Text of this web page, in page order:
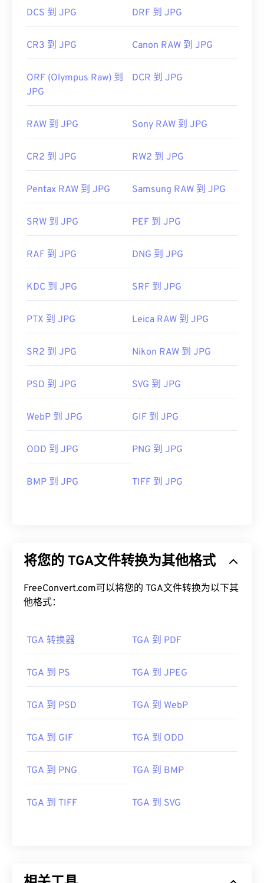
DCS 到 JPG DRF 到 JPG
CR3 到 JPG Canon RAW 到 JPG
ORF (Olympus Raw) 到
JPG
DCR 到 JPG
RAW 到 JPG Sony RAW 到 JPG
CR2 到 JPG RW2 到 JPG
Pentax RAW 到 JPG Samsung RAW 到 JPG
SRW 到 JPG PEF 到 JPG
RAF 到 JPG DNG 到 JPG
KDC 到 JPG SRF 到 JPG
PTX 到 JPG Leica RAW 到 JPG
SR2 到 JPG Nikon RAW 到 JPG
PSD 到 JPG SVG 到 JPG
WebP 到 JPG GIF 到 JPG
ODD 到 JPG PNG 到 JPG
BMP 到 JPG TIFF 到 JPG
将您的 TGA文件转换为其他格式
FreeConvert.com可以将您的 TGA文件转换为以下其
他格式：
TGA 转换器 TGA 到 PDF
TGA 到 PS TGA 到 JPEG
TGA 到 PSD TGA 到 WebP
TGA 到 GIF TGA 到 ODD
TGA 到 PNG TGA 到 BMP
TGA 到 TIFF TGA 到 SVG